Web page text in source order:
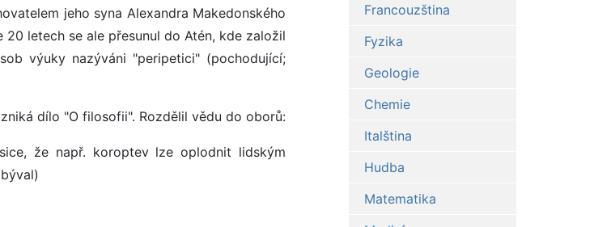
jeho syna Alexandra Makedonského
letech se ale přesunul do Atén, kde založil
výuky nazýváni "peripetici" (pochodující;
dílo "O filosofii". Rozdělil vědu do oborů:
že např. koroptev lze oplodnit lidským
Francouzština
Fyzika
Geologie
Chemie
Italština
Hudba
Matematika